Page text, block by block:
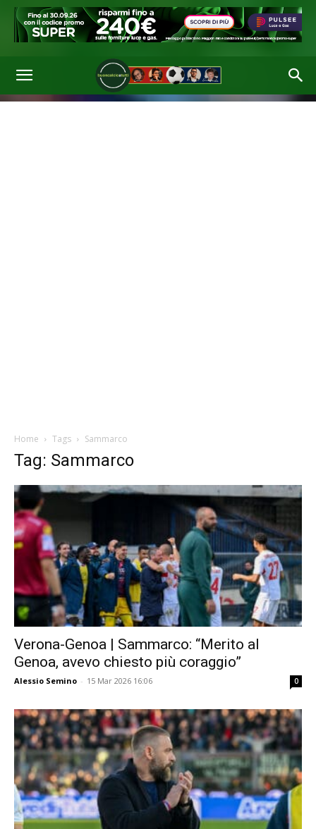
Home Tags Sammarco
Tag: Sammarco
Verona-Genoa | Sammarco: “Merito al
Genoa, avevo chiesto più coraggio”
Alessio Semino - 15 Mar 2026 16:06 0